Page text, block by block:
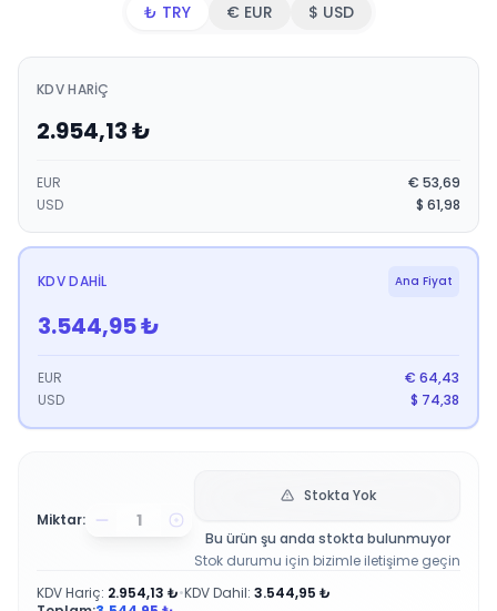
₺ TRY € EUR $ USD
KDV HARIÇ
2.954,13₺
EUR € 53,69
USD
$ 61,98
KDV DAHIL Ana Fiyat
3.544,95₺
EUR € 64,43
USD
$ 74,38
Miktar:
Stokta Yok
Bu ürün şu anda stokta bulunmuyor
Stok durumu için bizimle iletişime geçin
KDV Hariç: 2.954,13 ₺•KDV Dahil: 3.544,95 ₺